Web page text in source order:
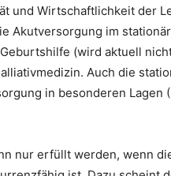
und Wirtschaftlichkeit der
Akutversorgung im
(wird aktuell
Auch die
in besonderen Lagen
nur erfüllt werden, wenn